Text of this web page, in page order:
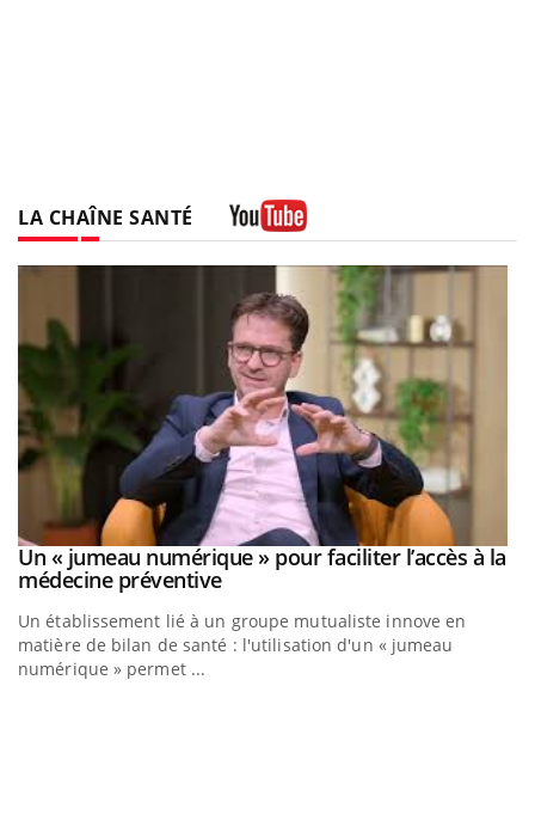
LA CHAÎNE SANTÉ
Youtube
Un « jumeau numérique » pour faciliter l’accès à la
médecine préventiveYoutube
Un établissement lié à un groupe mutualiste innove en
matière de bilan de santé : l'utilisation d'un « jumeau
numérique » permet ...